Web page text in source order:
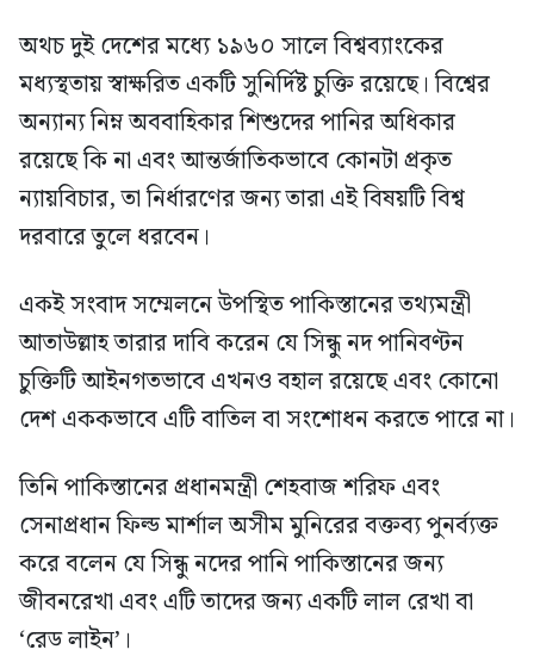
অথচ দুই দেশের মধ্যে ১৯৬০ সালে বিশ্বব্যাংকের
মধ্যস্থতায় স্বাক্ষরিত একটি সুনির্দিষ্ট চুক্তি রয়েছে। বিশ্বের
অন্যান্য নিম্ন অববাহিকার শিশুদের পানির অধিকার
রয়েছে কি না এবং আন্তর্জাতিকভাবে কোনটা প্রকৃত
ন্যায়বিচার, তা নির্ধারণের জন্য তারা এই বিষয়টি বিশ্ব
দরবারে তুলে ধরবেন।
একই সংবাদ সম্মেলনে উপস্থিত পাকিস্তানের তথ্যমন্ত্রী
আতাউল্লাহ তারার দাবি করেন যে সিন্ধু নদ পানিবণ্টন
চুক্তিটি আইনগতভাবে এখনও বহাল রয়েছে এবং কোনো
দেশ এককভাবে এটি বাতিল বা সংশোধন করতে পারে না।
তিনি পাকিস্তানের প্রধানমন্ত্রী শেহবাজ শরিফ এবং
সেনাপ্রধান ফিল্ড মার্শাল অসীম মুনিরের বক্তব্য পুনর্ব্যক্ত
করে বলেন যে সিন্ধু নদের পানি পাকিস্তানের জন্য
জীবনরেখা এবং এটি তাদের জন্য একটি লাল রেখা বা
‘রেড লাইন’।